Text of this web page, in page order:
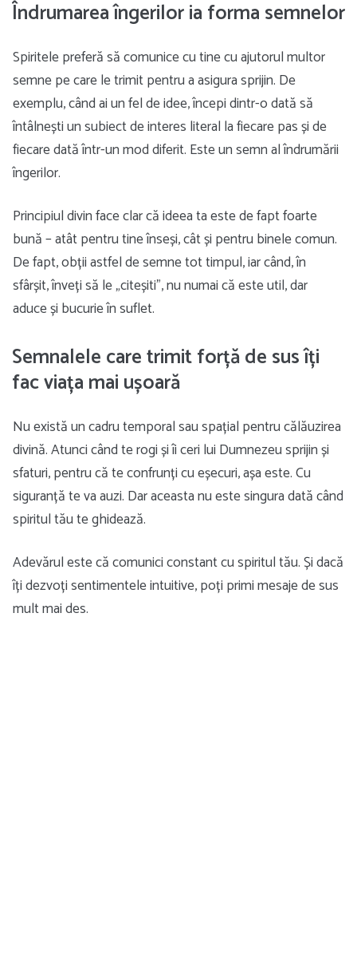
Îndrumarea îngerilor ia forma semnelor
Spiritele preferă să comunice cu tine cu ajutorul multor
semne pe care le trimit pentru a asigura sprijin. De
exemplu, când ai un fel de idee, începi dintr-o dată să
întâlnești un subiect de interes literal la fiecare pas și de
fiecare dată într-un mod diferit. Este un semn al îndrumării
îngerilor.
Principiul divin face clar că ideea ta este de fapt foarte
bună – atât pentru tine înseși, cât și pentru binele comun.
De fapt, obții astfel de semne tot timpul, iar când, în
sfârșit, înveți să le „citeșiti”, nu numai că este util, dar
aduce și bucurie în suflet.
Semnalele care trimit forță de sus îți
fac viața mai ușoară
Nu există un cadru temporal sau spațial pentru călăuzirea
divină. Atunci când te rogi și îi ceri lui Dumnezeu sprijin și
sfaturi, pentru că te confrunți cu eșecuri, așa este. Cu
siguranță te va auzi. Dar aceasta nu este singura dată când
spiritul tău te ghidează.
Adevărul este că comunici constant cu spiritul tău. Și dacă
îți dezvoți sentimentele intuitive, poți primi mesaje de sus
mult mai des.